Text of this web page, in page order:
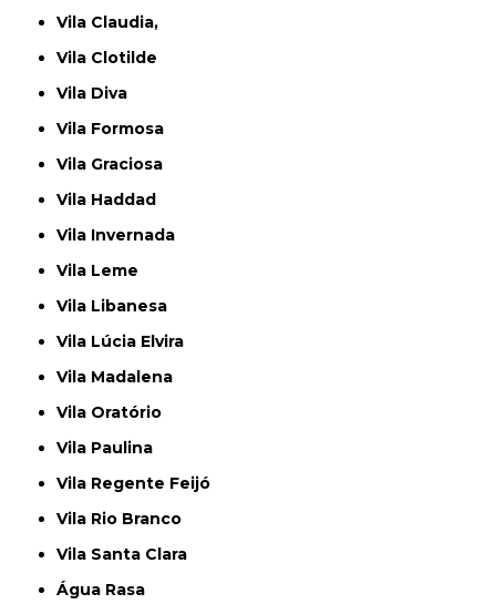
Vila Claudia,
Vila Clotilde
Vila Diva
Vila Formosa
Vila Graciosa
Vila Haddad
Vila Invernada
Vila Leme
Vila Libanesa
Vila Lúcia Elvira
Vila Madalena
Vila Oratório
Vila Paulina
Vila Regente Feijó
Vila Rio Branco
Vila Santa Clara
Água Rasa